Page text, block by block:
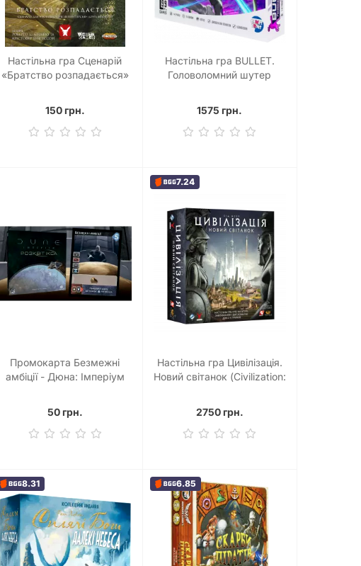
Настільна гра Сценарій
«Братство розпадається»
150 грн.
Настільна гра BULLET.
Головоломний шутер
1575 грн.
Промокарта Безмежні
амбіції - Дюна: Імперіум
50 грн.
7.24
Настільна гра Цивілізація.
Новий світанок (Civilization:
2750 грн.
8.31 6.85